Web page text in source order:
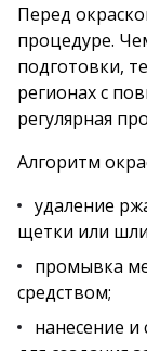
Перед
процедуре.
подготовки,
регионах с
регулярная
Алгоритм
удаление
щетки или
промывка
средством;
нанесение